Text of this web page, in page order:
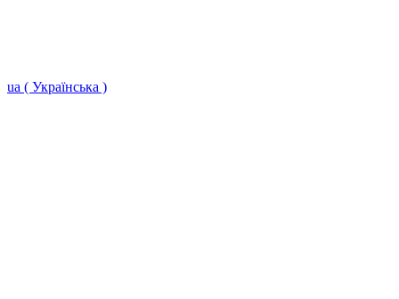
ua ( Українська )